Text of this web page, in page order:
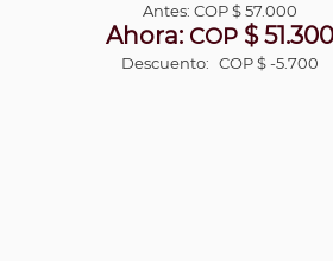
Antes:COP$ 57.000
Ahora: COP $ 51.300
Descuento: COP $ -5.700